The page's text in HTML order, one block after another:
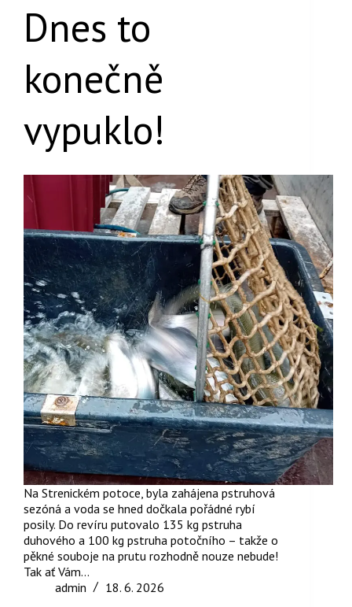
Dnes to
konečně
vypuklo!
Na Strenickém potoce, byla zahájena pstruhová
sezóná a voda se hned dočkala pořádné rybí
posily. Do revíru putovalo 135 kg pstruha
duhového a 100 kg pstruha potočního – takže o
pěkné souboje na prutu rozhodně nouze nebude!
Tak ať Vám…
admin
18. 6. 2026